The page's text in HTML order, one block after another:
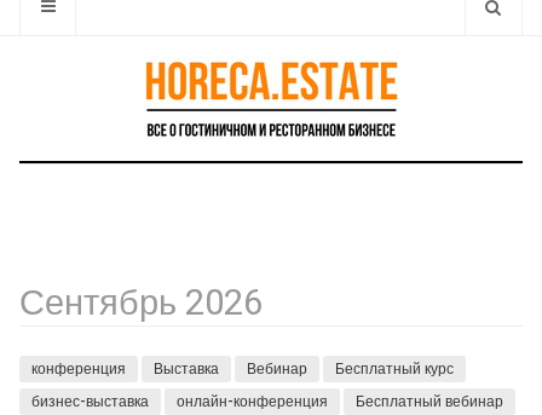
Сентябрь 2026
конференция Выставка Вебинар
Бесплатный курс
бизнес-выставка
онлайн-конференция
Бесплатный вебинар